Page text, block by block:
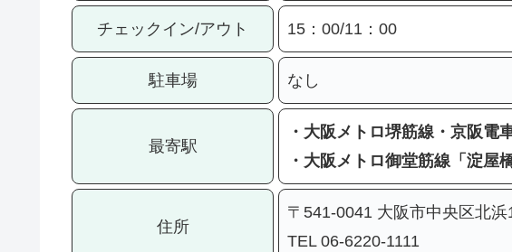
チェックイン/アウト 15：00/11：00
駐車場 なし
最寄駅
・大阪メトロ堺筋線・京阪電
・大阪メトロ御堂筋線「淀屋
住所
〒541-0041 大阪市中央区北浜
TEL 06-6220-1111